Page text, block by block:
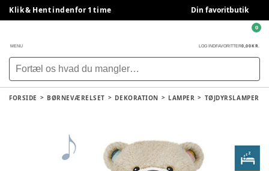
Klik & Hent indenfor 1 time Din favoritbutik
MENU LOG INDFAVORITTER0,00 KR.
0
FORSIDE BØRNEVÆRELSET DEKORATION LAMPER TØJDYRSLAMPER